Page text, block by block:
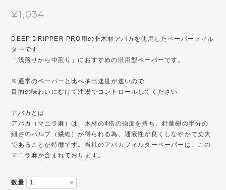
¥1,034
DEEP DRIPPER PRO用の非木材アバカを使用したペーパーフィル
ターです
「浅煎りから中煎り」におすすめの汎用型ペーパーです。
※通常のペーパーと比べ抽出速度が速いので
目的の味わいにむけて注湯でコントロールしてください
アバカとは
アバカ（マニラ麻）は、木材の4倍の強度を持ち、針葉樹の半分の
細さのパルプ（繊維）が得られる為、通液性が良くしなやかで丈夫
であることが特徴です。当社のアバカフィルターペーパーは、この
マニラ麻が含まれております。
数量